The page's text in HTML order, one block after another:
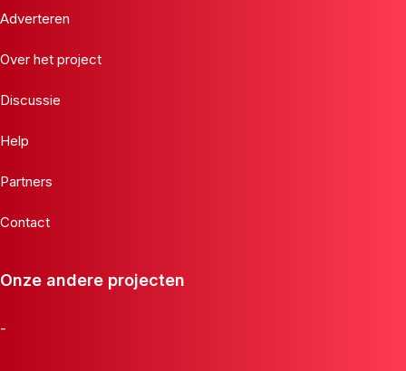
Adverteren
Over het project
Discussie
Help
Partners
Contact
Onze andere projecten
-